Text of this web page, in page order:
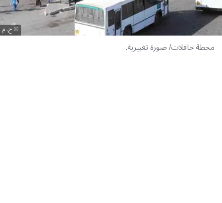
ح. م
محطة حافلات/ صورة تعبيرية.